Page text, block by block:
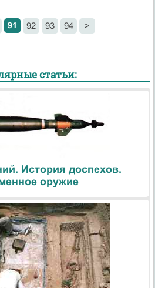
91 92 93 94 >
статьи:
История доспехов.
оружие